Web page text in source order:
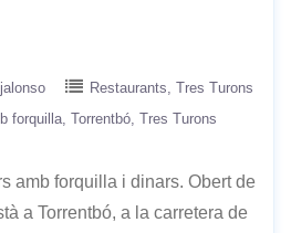
jalonso Restaurants Tres Turons
forquilla Torrentbó Tres Turons
amb forquilla i dinars. Obert de
a Torrentbó, a la carretera de